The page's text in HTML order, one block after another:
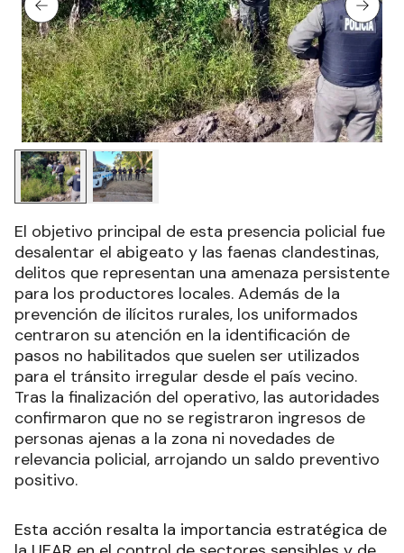
El objetivo principal de esta presencia policial fue
desalentar el abigeato y las faenas clandestinas,
delitos que representan una amenaza persistente
para los productores locales. Además de la
prevención de ilícitos rurales, los uniformados
centraron su atención en la identificación de
pasos no habilitados que suelen ser utilizados
para el tránsito irregular desde el país vecino.
Tras la finalización del operativo, las autoridades
confirmaron que no se registraron ingresos de
personas ajenas a la zona ni novedades de
relevancia policial, arrojando un saldo preventivo
positivo.
Esta acción resalta la importancia estratégica de